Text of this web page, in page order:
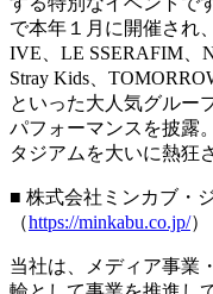
で本年１月に開催され
IVE、LE SSERAFIM、
Stray Kids、
といった大人気グルー
パフォーマンスを披露
タジアムを大いに熱狂
■ 株式会社ミンカブ・
（https://minkabu.co.jp/）
当社は、メディア事業